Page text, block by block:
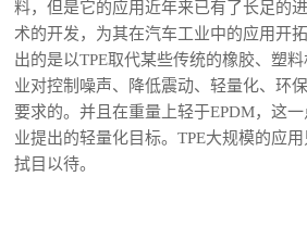
料，但是它的应用近年来已有了长足的
术的开发，为其在汽车工业中的应用开
出的是以TPE取代某些传统的橡胶、塑
业对控制噪声、降低震动、轻量化、环
要求的。并且在重量上轻于EPDM，这
业提出的轻量化目标。TPE大规模的应
拭目以待。